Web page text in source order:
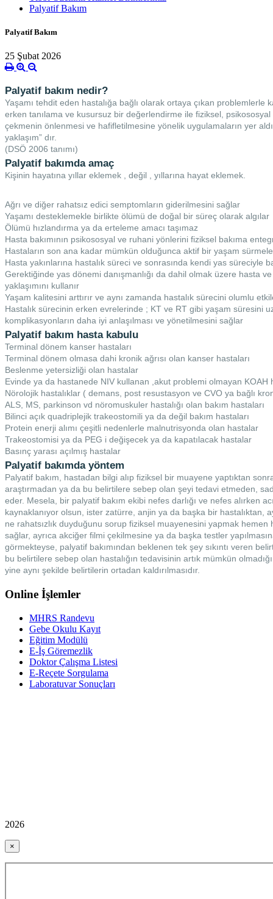
Palyatif Bakım
Palyatif Bakım
25 Şubat 2026
Palyatif bakım nedir?
Yaşamı tehdit eden hastalığa bağlı olarak ortaya çıkan problemlerle
erken tanılama ve kusursuz bir değerlendirme ile fiziksel,
çekmenin önlenmesi ve hafifletilmesine yönelik uygulamaların yer
yaklaşım” dır.
(DSÖ 2006 tanımı)
Palyatif bakımda amaç
Kişinin hayatına yıllar eklemek , değil , yıllarına hayat eklemek.
Ağrı ve diğer rahatsız edici semptomların giderilmesini sağlar
Yaşamı desteklemekle birlikte ölümü de doğal bir süreç olarak algılar
Ölümü hızlandırma ya da erteleme amacı taşımaz
Hasta bakımının psikososyal ve ruhani yönlerini fiziksel bakıma
Hastaların son ana kadar mümkün olduğunca aktif bir yaşam
Hasta yakınlarına hastalık süreci ve sonrasında kendi yas süreciyle
Gerektiğinde yas dönemi danışmanlığı da dahil olmak üzere hasta
yaklaşımını kullanır
Yaşam kalitesini arttırır ve aynı zamanda hastalık sürecini olumlu
Hastalık sürecinin erken evrelerinde ; KT ve RT gibi yaşam süresini
komplikasyonların daha iyi anlaşılması ve yönetilmesini sağlar
Palyatif bakım hasta kabulu
Terminal dönem kanser hastaları
Terminal dönem olmasa dahi kronik ağrısı olan kanser hastaları
Beslenme yetersizliği olan hastalar
Evinde ya da hastanede NIV kullanan ,akut problemi olmayan KOAH
Nörolojik hastalıklar ( demans, post resustasyon ve CVO ya bağlı
ALS, MS, parkinson vd nöromuskuler hastalığı olan bakım hastaları
Bilinci açık quadriplejik trakeostomili ya da değil bakım hastaları
Protein enerji alımı çeşitli nedenlerle malnutrisyonda olan hastalar
Trakeostomisi ya da PEG i değişecek ya da kapatılacak hastalar
Basınç yarası açılmış hastalar
Palyatif bakımda yöntem
Palyatif bakım, hastadan bilgi alıp fiziksel bir muayene yaptıktan
araştırmadan ya da bu belirtilere sebep olan şeyi tedavi etmeden,
eder. Mesela, bir palyatif bakım ekibi nefes darlığı ve nefes alırken
kaynaklanıyor olsun, ister zatürre, anjin ya da başka bir hastalıktan,
ne rahatsızlık duyduğunu sorup fiziksel muayenesini yapmak
sağlar, ayrıca akciğer filmi çekilmesine ya da başka testler
görmekteyse, palyatif bakımından beklenen tek şey sıkıntı veren
bu belirtilere sebep olan hastalığın tedavisinin artık mümkün
yine aynı şekilde belirtilerin ortadan kaldırılmasıdır.
Online İşlemler
MHRS Randevu
Gebe Okulu Kayıt
Eğitim Modülü
E-İş Göremezlik
Doktor Çalışma Listesi
E-Reçete Sorgulama
Laboratuvar Sonuçları
2026
×